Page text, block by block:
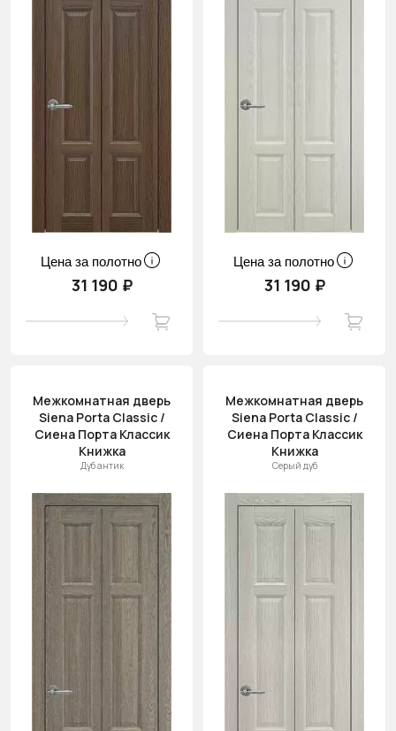
Цена за полотно
31 190 ₽
Цена за полотно
31 190 ₽
Межкомнатная дверь
Siena Porta Classic /
Сиена Порта Классик
Книжка
Дуб антик
Межкомнатная дверь
Siena Porta Classic /
Сиена Порта Классик
Книжка
Серый дуб